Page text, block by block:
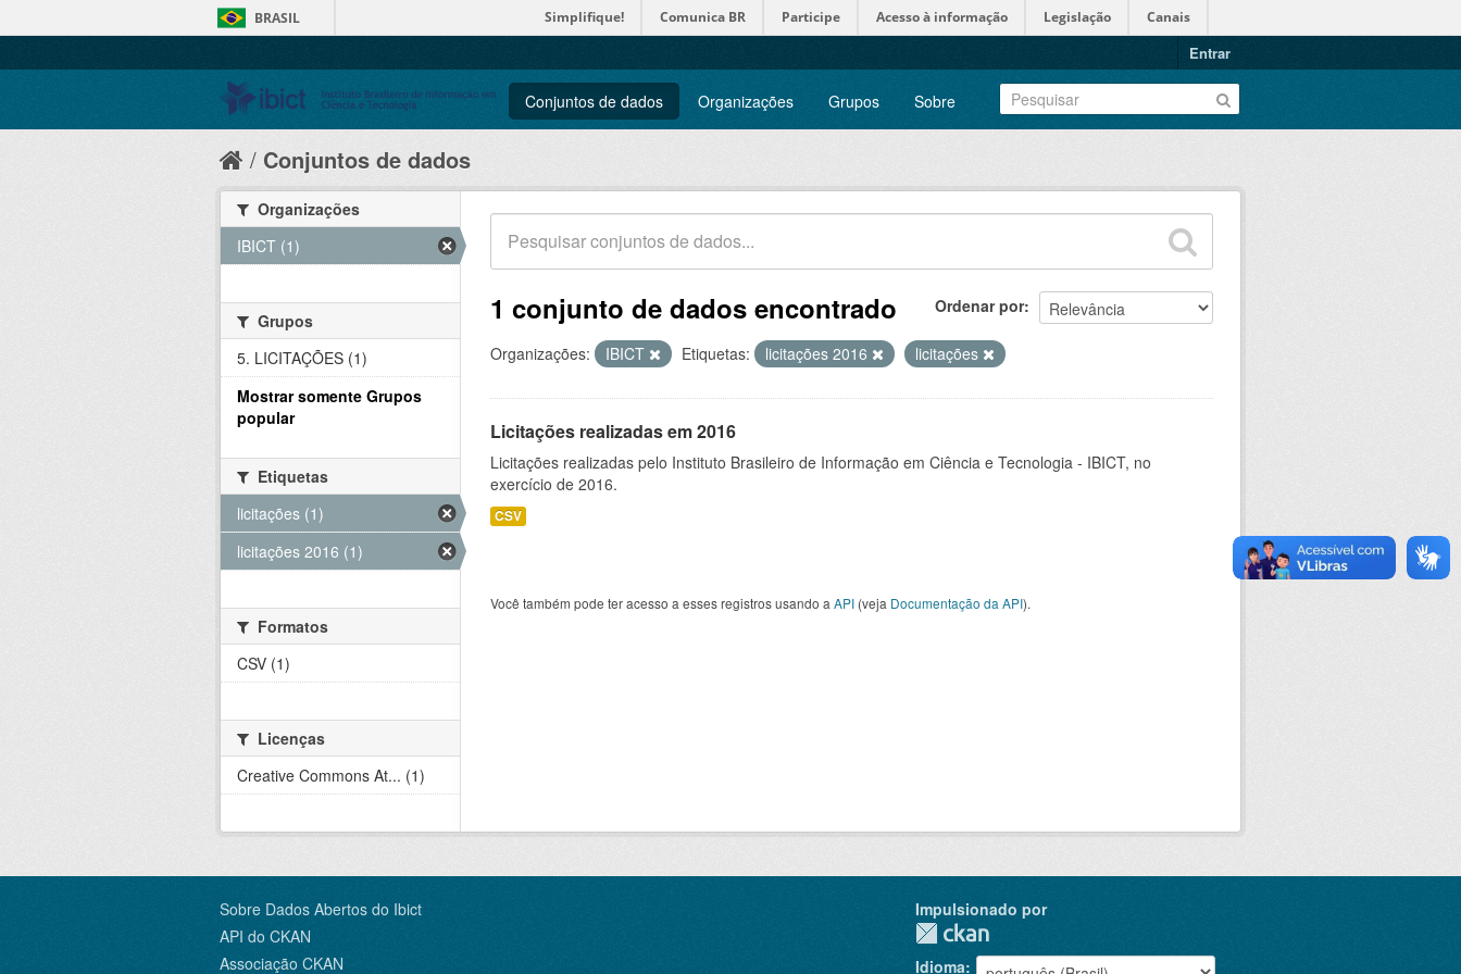
BRASIL Simplifique! Comunica BR Participe Acesso à informação Legislação Canais
Entrar
Conjuntos de dados Organizações Grupos Sobre
Conjuntos de dados
Ordenar por
1 conjunto de dados encontrado
Organizações: IBICT Etiquetas: licitações 2016 licitações
Licitações realizadas em 2016
Licitações realizadas pelo Instituto Brasileiro de Informação em Ciência e Tecnologia - IBICT, no
exercício de 2016.
CSV
Você também pode ter acesso a esses registros usando a API (veja Documentação da API).
Organizações
IBICT (1)
Grupos
5. LICITAÇÕES (1)
Mostrar somente Grupos
popular
Etiquetas
licitações (1)
licitações 2016 (1)
Formatos
CSV (1)
Licenças
Creative Commons At... (1)
Sobre Dados Abertos do Ibict
API do CKAN
Associação CKAN
Impulsionado por
Idioma